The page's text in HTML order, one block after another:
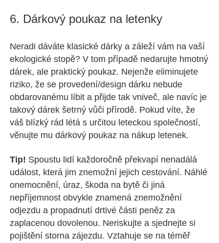
6. Dárkový poukaz na letenky
Neradi dáváte klasické dárky a záleží vám na vaší
ekologické stopě? V tom případě nedarujte hmotný
dárek, ale praktický poukaz. Nejenže eliminujete
riziko, že se provedení/design dárku nebude
obdarovanému líbit a přijde tak vniveč, ale navíc je
takový dárek šetrný vůči přírodě. Pokud víte, že
váš blízký rád létá s určitou leteckou společností,
věnujte mu dárkový poukaz na nákup letenek.
Tip! Spoustu lidí každoročně překvapí nenadálá
událost, která jim znemožní jejich cestování. Náhlé
onemocnění, úraz, škoda na bytě či jiná
nepříjemnost obvykle znamená znemožnění
odjezdu a propadnutí drtivé části peněz za
zaplacenou dovolenou. Neriskujte a sjednejte si
pojištění storna zájezdu. Vztahuje se na téměř